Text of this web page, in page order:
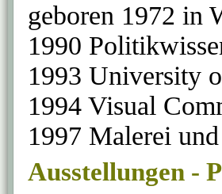
geboren 1972 in
1990
1993 University
1994 Visual
1997 Malerei
Ausstellungen -